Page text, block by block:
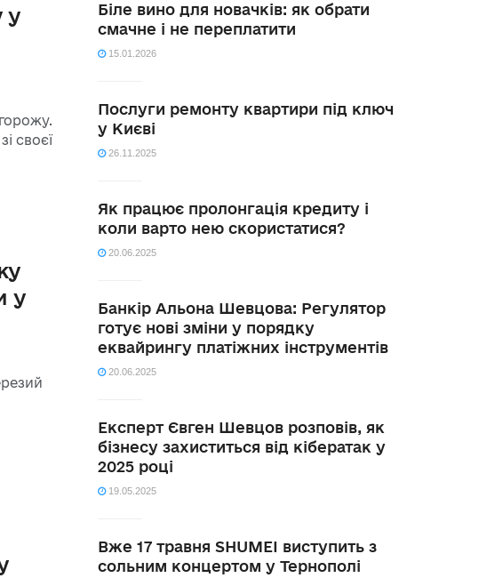
у
своєї
у
Біле вино для новачків: як обрати
смачне і не переплатити
15.01.2026
Послуги ремонту квартири під ключ
у Києві
26.11.2025
Як працює пролонгація кредиту і
коли варто нею скористатися?
20.06.2025
Банкір Альона Шевцова: Регулятор
готує нові зміни у порядку
еквайрингу платіжних інструментів
20.06.2025
Експерт Євген Шевцов розповів, як
бізнесу захиститься від кібератак у
2025 році
19.05.2025
Вже 17 травня SHUMEI виступить з
сольним концертом у Тернополі